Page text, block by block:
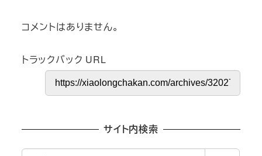
コメントはありません。
トラックバック URL
サイト内検索